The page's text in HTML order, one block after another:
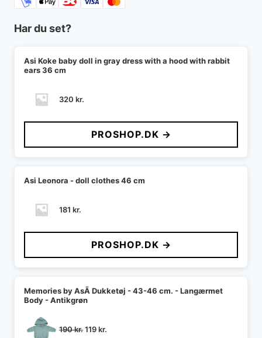
Har du set?
Asi Koke baby doll in gray dress with a hood with rabbit
ears 36 cm
320 kr.
PROSHOP.DK →
Asi Leonora - doll clothes 46 cm
181 kr.
PROSHOP.DK →
Memories by AsÃ­ Dukketøj - 43-46 cm. - Langærmet
Body - Antikgrøn
190kr.Den
119kr.